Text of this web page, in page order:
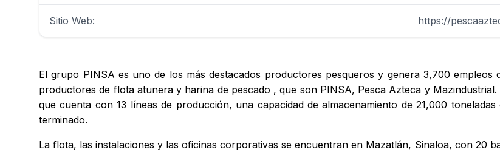
Sitio Web: https://
El grupo PINSA es uno de los más destacados productores pesqueros y genera 3,700 empleos
productores de flota atunera y harina de pescado , que son PINSA, Pesca Azteca y
que cuenta con 13 líneas de producción, una capacidad de almacenamiento de 21,000
terminado.
La flota, las instalaciones y las oficinas corporativas se encuentran en Mazatlán, Sinaloa, con 20